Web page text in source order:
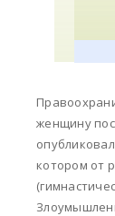
женщину
котором от